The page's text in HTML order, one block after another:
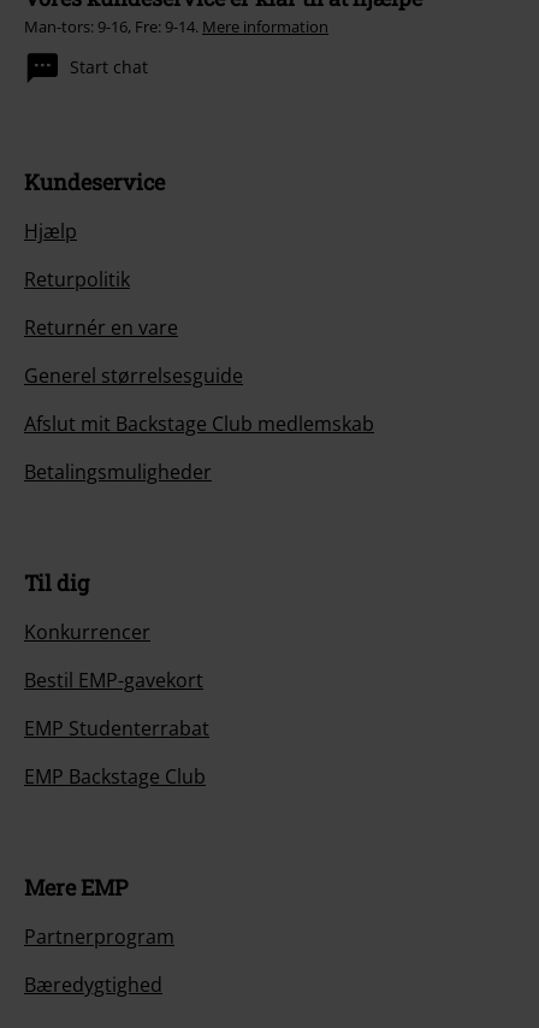
Man-tors: 9-16, Fre: 9-14. Mere information
Start chat
Kundeservice
Hjælp
Returpolitik
Returnér en vare
Generel størrelsesguide
Afslut mit Backstage Club medlemskab
Betalingsmuligheder
Til dig
Konkurrencer
Bestil EMP-gavekort
EMP Studenterrabat
EMP Backstage Club
Mere EMP
Partnerprogram
Bæredygtighed